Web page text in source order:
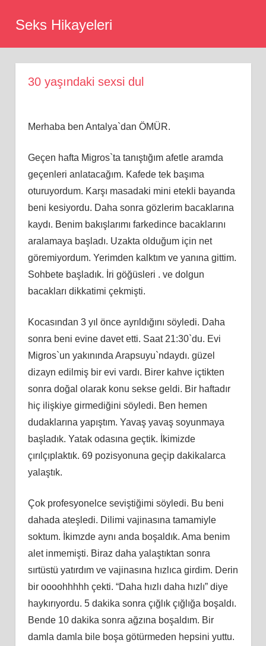
Seks Hikayeleri
30 yaşındaki sexsi dul
Merhaba ben Antalya`dan ÖMÜR.
Geçen hafta Migros`ta tanıştığım afetle aramda
geçenleri anlatacağım. Kafede tek başıma
oturuyordum. Karşı masadaki mini etekli bayanda
beni kesiyordu. Daha sonra gözlerim bacaklarına
kaydı. Benim bakışlarımı farkedince bacaklarını
aralamaya başladı. Uzakta olduğum için net
göremiyordum. Yerimden kalktım ve yanına gittim.
Sohbete başladık. İri göğüsleri . ve dolgun
bacakları dikkatimi çekmişti.
Kocasından 3 yıl önce ayrıldığını söyledi. Daha
sonra beni evine davet etti. Saat 21:30`du. Evi
Migros`un yakınında Arapsuyu`ndaydı. güzel
dizayn edilmiş bir evi vardı. Birer kahve içtikten
sonra doğal olarak konu sekse geldi. Bir haftadır
hiç ilişkiye girmediğini söyledi. Ben hemen
dudaklarına yapıştım. Yavaş yavaş soyunmaya
başladık. Yatak odasına geçtik. İkimizde
çırılçıplaktık. 69 pozisyonuna geçip dakikalarca
yalaştık.
Çok profesyonelce seviştiğimi söyledi. Bu beni
dahada ateşledi. Dilimi vajinasına tamamiyle
soktum. İkimzde aynı anda boşaldık. Ama benim
alet inmemişti. Biraz daha yalaştıktan sonra
sırtüstü yatırdım ve vajinasına hızlıca girdim. Derin
bir oooohhhhh çekti. “Daha hızlı daha hızlı” diye
haykırıyordu. 5 dakika sonra çığlık çığlığa boşaldı.
Bende 10 dakika sonra ağzına boşaldım. Bir
damla damla bile boşa götürmeden hepsini yuttu.